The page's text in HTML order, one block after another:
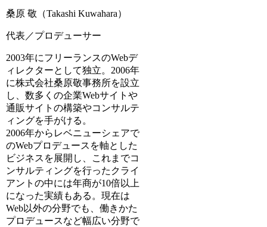
桑原 敬 （Takashi Kuwahara）
代表／プロデューサー
2003年にフリーランスのWebデ
ィレクターとして独立。2006年
に株式会社桑原敬事務所を設立
し、数多くの企業Webサイトや
通販サイトの構築やコンサルテ
ィングを手がける。
2006年からレベニューシェアで
のWebプロデュースを軸とした
ビジネスを展開し、これまでコ
ンサルティングを行ったクライ
アントの中には年商が10倍以上
になった実績もある。現在は
Web以外の分野でも、働きかた
プロデュースなど幅広い分野で